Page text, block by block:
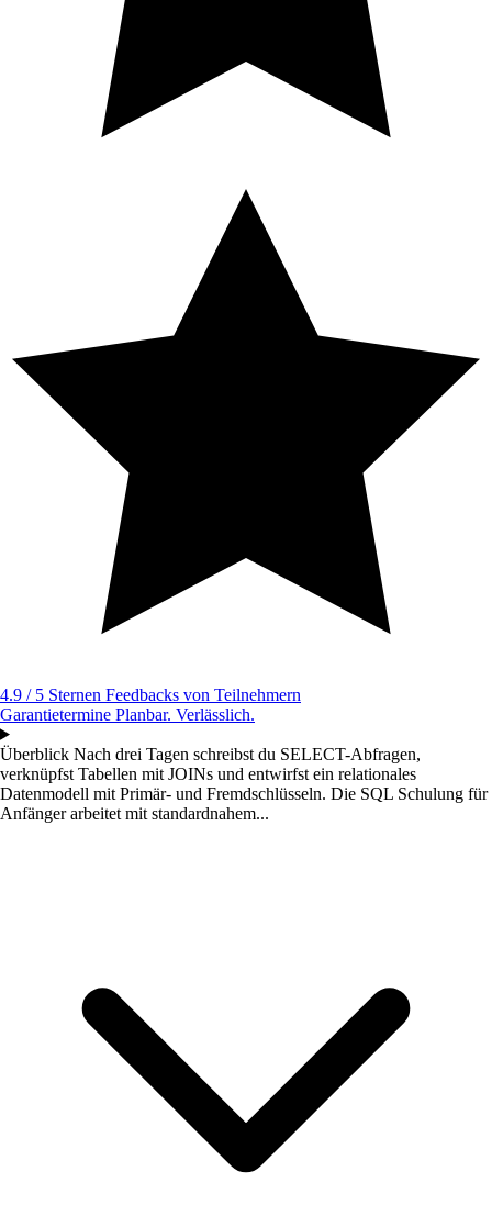
4.9 / 5 Sternen Feedbacks von Teilnehmern
Garantietermine Planbar. Verlässlich.
Überblick Nach drei Tagen schreibst du SELECT-Abfragen,
verknüpfst Tabellen mit JOINs und entwirfst ein relationales
Datenmodell mit Primär- und Fremdschlüsseln. Die SQL Schulung für
Anfänger arbeitet mit standardnahem...